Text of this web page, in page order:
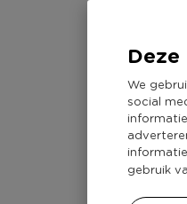
We
social
gebruik